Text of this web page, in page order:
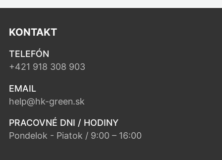
KONTAKT
TELEFÓN
+421 918 308 903
EMAIL
help@hk-green.sk
PRACOVNÉ DNI / HODINY
Pondelok - Piatok / 9:00 – 16:00